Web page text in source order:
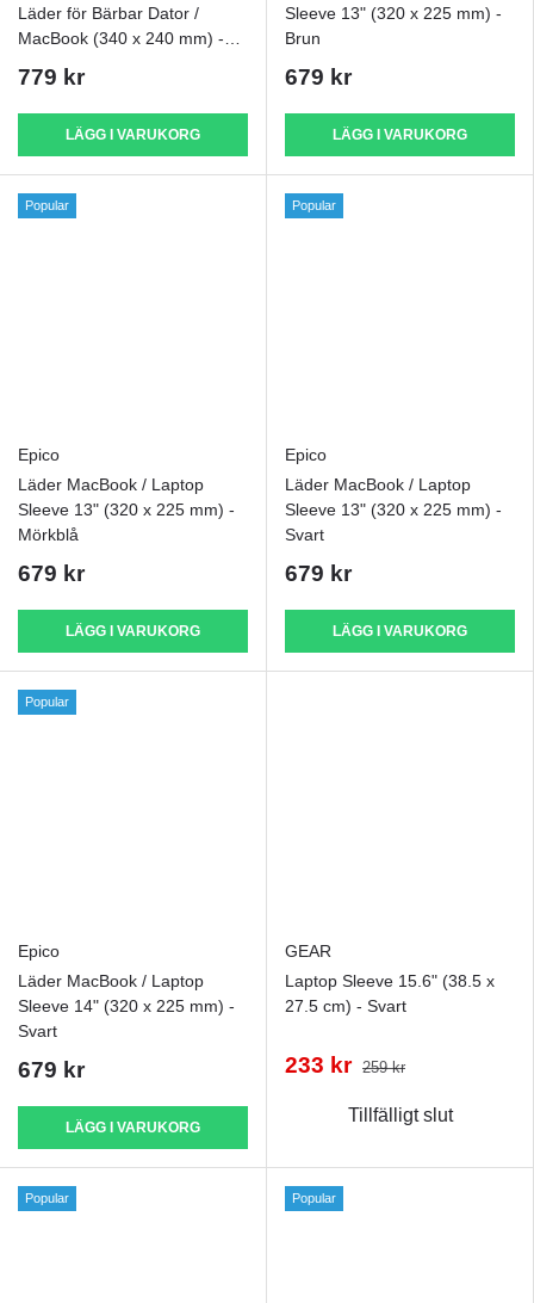
Läder för Bärbar Dator /
MacBook (340 x 240 mm) -
CO2-neutral - Svart
779 kr
LÄGG I VARUKORG
Sleeve 13" (320 x 225 mm) -
Brun
679 kr
LÄGG I VARUKORG
Popular
Epico
Läder MacBook / Laptop
Sleeve 13" (320 x 225 mm) -
Mörkblå
679 kr
LÄGG I VARUKORG
Popular
Epico
Läder MacBook / Laptop
Sleeve 13" (320 x 225 mm) -
Svart
679 kr
LÄGG I VARUKORG
Popular
Epico
Läder MacBook / Laptop
Sleeve 14" (320 x 225 mm) -
Svart
679 kr
LÄGG I VARUKORG
GEAR
Laptop Sleeve 15.6" (38.5 x
27.5 cm) - Svart
233 kr 259 kr
Tillfälligt slut
Popular Popular